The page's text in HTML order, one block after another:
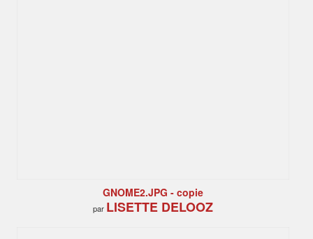
GNOME2.JPG - copie
par LISETTE DELOOZ